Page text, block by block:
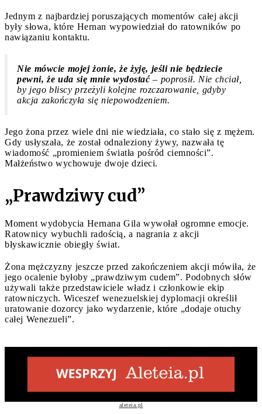
Jednym z najbardziej poruszających momentów całej akcji
były słowa, które Hernan wypowiedział do ratowników po
nawiązaniu kontaktu.
Nie mówcie mojej żonie, że żyję, jeśli nie będziecie
pewni, że uda się mnie wydostać– poprosił. Nie chciał,
by jego bliscy przeżyli kolejne rozczarowanie, gdyby
akcja zakończyła się niepowodzeniem.
Jego żona przez wiele dni nie wiedziała, co stało się z mężem.
Gdy usłyszała, że został odnaleziony żywy, nazwała tę
wiadomość „promieniem światła pośród ciemności”.
Małżeństwo wychowuje dwoje dzieci.
„Prawdziwy cud”
Moment wydobycia Hernana Gila wywołał ogromne emocje.
Ratownicy wybuchli radością, a nagrania z akcji
błyskawicznie obiegły świat.
Żona mężczyzny jeszcze przed zakończeniem akcji mówiła, że
jego ocalenie byłoby „prawdziwym cudem”. Podobnych słów
używali także przedstawiciele władz i członkowie ekip
ratowniczych. Wiceszef wenezuelskiej dyplomacji określił
uratowanie dozorcy jako wydarzenie, które „dodaje otuchy
całej Wenezueli”.
aleteia.pl